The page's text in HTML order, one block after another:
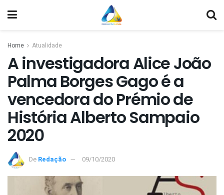
Home Atualidade
A investigadora Alice João
Palma Borges Gago é a
vencedora do Prémio de
História Alberto Sampaio
2020
De Redação 09/10/2020